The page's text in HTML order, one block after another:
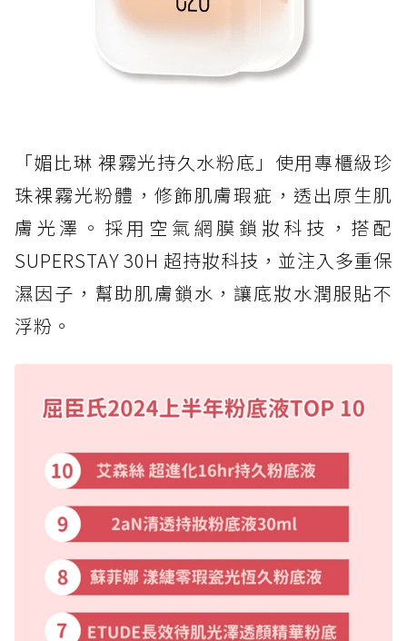
「媚比琳 裸霧光持久水粉底」使用專櫃級珍
珠裸霧光粉體，修飾肌膚瑕疵，透出原生肌
膚光澤。採用空氣網膜鎖妝科技，搭配
SUPERSTAY 30H 超持妝科技，並注入多重保
濕因子，幫助肌膚鎖水，讓底妝水潤服貼不
浮粉。